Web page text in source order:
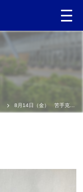
8月14日（金） 苦手克服塾【鉄棒・跳び箱】